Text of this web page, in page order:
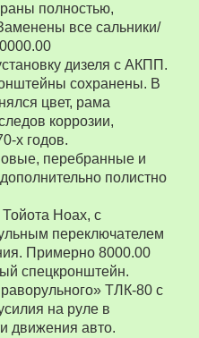
полностью,
все сальники/
дизеля с АКПП.
сохранены. В
цвет, рама
коррозии,
х годов.
перебранные и
полистно
Ноах, с
переключателем
Примерно 8000.00
спецкронштейн.
ТЛК-80 с
на руле в
движения авто.